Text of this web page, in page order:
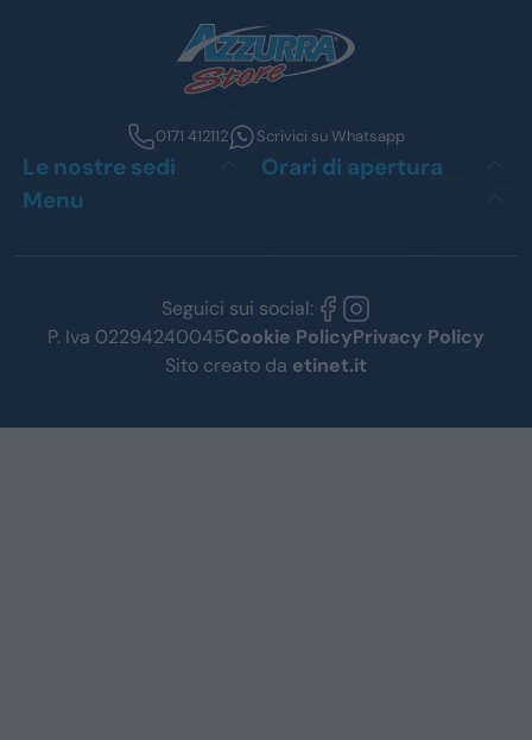
0171 412112 Scrivici su Whatsapp
Le nostre sedi
Orari di apertura
Menu
Seguici sui social:
P. Iva 02294240045Cookie PolicyPrivacy Policy
Sito creato da etinet.it